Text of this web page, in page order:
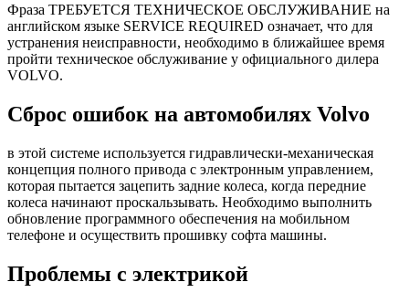
Фраза ТРЕБУЕТСЯ ТЕХНИЧЕСКОЕ ОБСЛУЖИВАНИЕ на
английском языке SERVICE REQUIRED означает, что для
устранения неисправности, необходимо в ближайшее время
пройти техническое обслуживание у официального дилера
VOLVO.
Сброс ошибок на автомобилях Volvo
в этой системе используется гидравлически-механическая
концепция полного привода с электронным управлением,
которая пытается зацепить задние колеса, когда передние
колеса начинают проскальзывать. Необходимо выполнить
обновление программного обеспечения на мобильном
телефоне и осуществить прошивку софта машины.
Проблемы с электрикой